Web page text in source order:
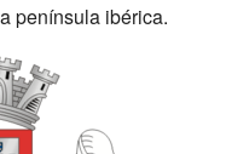
península ibérica.